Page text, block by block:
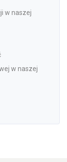
w naszej
w naszej